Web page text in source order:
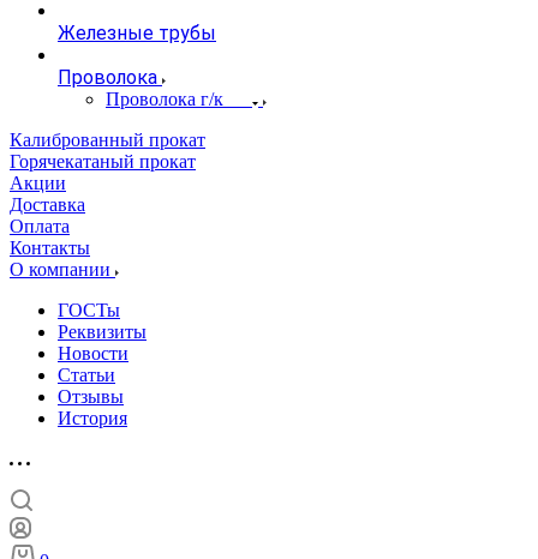
Железные трубы
Проволока
Проволока г/к
Калиброванный прокат
Горячекатаный прокат
Акции
Доставка
Оплата
Контакты
О компании
ГОСТы
Реквизиты
Новости
Статьи
Отзывы
История